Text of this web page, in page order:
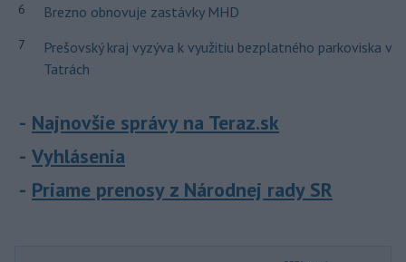
6 Brezno obnovuje zastávky MHD
7
Prešovský kraj vyzýva k využitiu bezplatného parkoviska v
Tatrách
Najnovšie správy na Teraz.sk
Vyhlásenia
Priame prenosy z Národnej rady SR